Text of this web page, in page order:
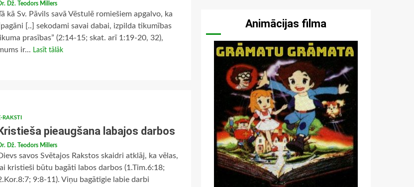
Dž. Teodors Millers
kā Sv. Pāvils savā Vēstulē romiešiem apgalvo, ka
[..] sekodami savai dabai, izpilda tikumības
likuma prasības” (2:14-15; skat. arī 1:19-20, 32),
ir... Lasīt tālāk
RAKSTI
pieaugšana labajos darbos
Dž. Teodors Millers
savos Svētajos Rakstos skaidri atklāj, ka vēlas,
lai kristieši būtu bagāti labos darbos (1.Tim.6:18;
9:8-11). Viņu bagātīgie labie darbi
Animācijas filma